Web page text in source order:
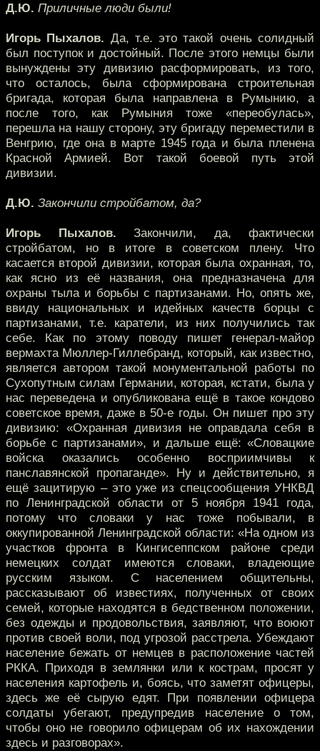
Д.Ю. Приличные люди были!
Игорь Пыхалов. Да, т.е. это такой очень солидный
был поступок и достойный. После этого немцы были
вынуждены эту дивизию расформировать, из того,
что осталось, была сформирована строительная
бригада, которая была направлена в Румынию, а
после того, как Румыния тоже «переобулась»,
перешла на нашу сторону, эту бригаду переместили в
Венгрию, где она в марте 1945 года и была пленена
Красной Армией. Вот такой боевой путь этой
дивизии.
Д.Ю. Закончили стройбатом, да?
Игорь Пыхалов. Закончили, да, фактически
стройбатом, но в итоге в советском плену. Что
касается второй дивизии, которая была охранная, то,
как ясно из её названия, она предназначена для
охраны тыла и борьбы с партизанами. Но, опять же,
ввиду национальных и идейных качеств борцы с
партизанами, т.е. каратели, из них получились так
себе. Как по этому поводу пишет генерал-майор
вермахта Мюллер-Гиллебранд, который, как известно,
является автором такой монументальной работы по
Сухопутным силам Германии, которая, кстати, была у
нас переведена и опубликована ещё в такое кондово
советское время, даже в 50-е годы. Он пишет про эту
дивизию: «Охранная дивизия не оправдала себя в
борьбе с партизанами», и дальше ещё: «Словацкие
войска оказались особенно восприимчивы к
панславянской пропаганде». Ну и действительно, я
ещё зацитирую – это уже из спецсообщения УНКВД
по Ленинградской области от 5 ноября 1941 года,
потому что словаки у нас тоже побывали, в
оккупированной Ленинградской области: «На одном из
участков фронта в Кингисеппском районе среди
немецких солдат имеются словаки, владеющие
русским языком. С населением общительны,
рассказывают об известиях, полученных от своих
семей, которые находятся в бедственном положении,
без одежды и продовольствия, заявляют, что воюют
против своей воли, под угрозой расстрела. Убеждают
население бежать от немцев в расположение частей
РККА. Приходя в землянки или к кострам, просят у
населения картофель и, боясь, что заметят офицеры,
здесь же её сырую едят. При появлении офицера
солдаты убегают, предупредив население о том,
чтобы оно не говорило офицерам об их нахождении
здесь и разговорах».